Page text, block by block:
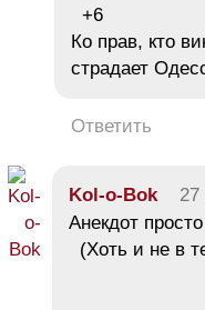
+6
Ко прав, кто
страдает
Ответить
Kol-o-Bok
Анекдот
(Хоть и не в